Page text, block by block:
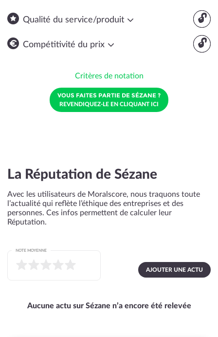
🔓
Qualité du service/produit
🔓
Compétitivité du prix
Critères de notation
VOUS FAITES PARTIE DE SÉZANE ?
REVENDIQUEZ-LE EN CLIQUANT ICI
La Réputation de Sézane
Avec les utilisateurs de Moralscore, nous traquons toute
l’actualité qui reflète l’éthique des entreprises et des
personnes. Ces infos permettent de calculer leur
Réputation.
AJOUTER UNE ACTU
NOTE MOYENNE
Aucune actu sur Sézane n’a encore été relevée